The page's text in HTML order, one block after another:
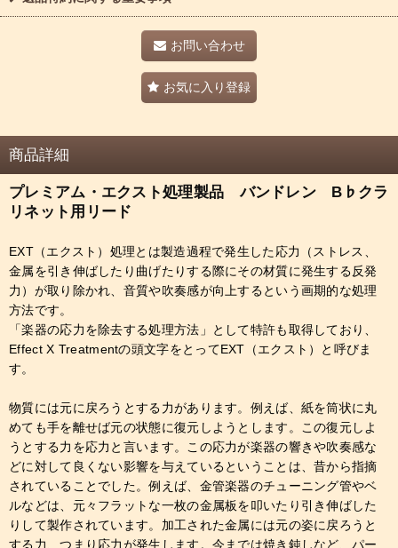
お問い合わせ
お気に入り登録
商品詳細
プレミアム・エクスト処理製品 バンドレン B♭クラ
リネット用リード
EXT（エクスト）処理とは製造過程で発生した応力（ストレス、
金属を引き伸ばしたり曲げたりする際にその材質に発生する反発
力）が取り除かれ、音質や吹奏感が向上するという画期的な処理
方法です。
「楽器の応力を除去する処理方法」として特許も取得しており、
Effect X Treatmentの頭文字をとってEXT（エクスト）と呼びま
す。
物質には元に戻ろうとする力があります。例えば、紙を筒状に丸
めても手を離せば元の状態に復元しようとします。この復元しよ
うとする力を応力と言います。この応力が楽器の響きや吹奏感な
どに対して良くない影響を与えているということは、昔から指摘
されていることでした。例えば、金管楽器のチューニング管やベ
ルなどは、元々フラットな一枚の金属板を叩いたり引き伸ばした
りして製作されています。加工された金属には元の姿に戻ろうと
する力、つまり応力が発生します。今までは焼き鈍しなど、パー